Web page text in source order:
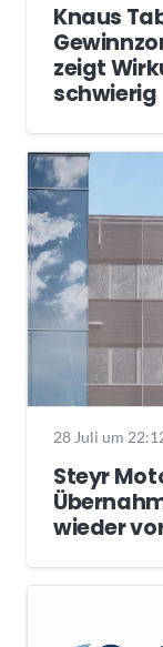
Knaus
zeigt
schwierig
28 Juli um
Steyr
wieder